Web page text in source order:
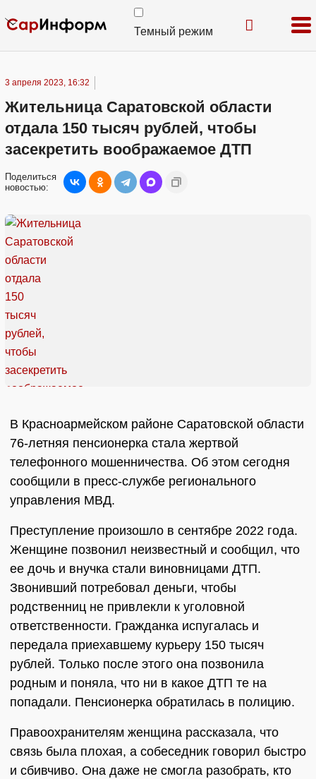
Темный режим
3 апреля 2023, 16:32
Жительница Саратовской области
отдала 150 тысяч рублей, чтобы
засекретить воображаемое ДТП
Поделиться
новостью:
В Красноармейском районе Саратовской области
76-летняя пенсионерка стала жертвой
телефонного мошенничества. Об этом сегодня
сообщили в пресс-службе регионального
управления МВД.
Преступление произошло в сентябре 2022 года.
Женщине позвонил неизвестный и сообщил, что
ее дочь и внучка стали виновницами ДТП.
Звонивший потребовал деньги, чтобы
родственниц не привлекли к уголовной
ответственности. Гражданка испугалась и
передала приехавшему курьеру 150 тысяч
рублей. Только после этого она позвонила
родным и поняла, что ни в какое ДТП те на
попадали. Пенсионерка обратилась в полицию.
Правоохранителям женщина рассказала, что
связь была плохая, а собеседник говорил быстро
и сбивчиво. Она даже не смогла разобрать, кто